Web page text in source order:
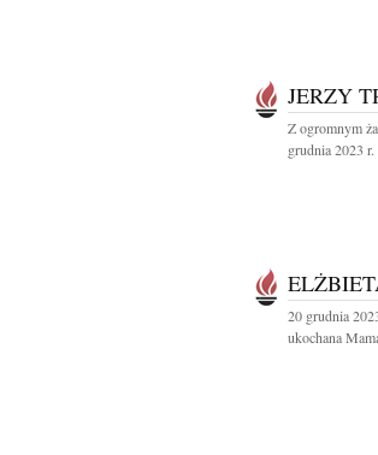
JERZY
Z ogromnym
grudnia 2023
20 grudnia
ukochana